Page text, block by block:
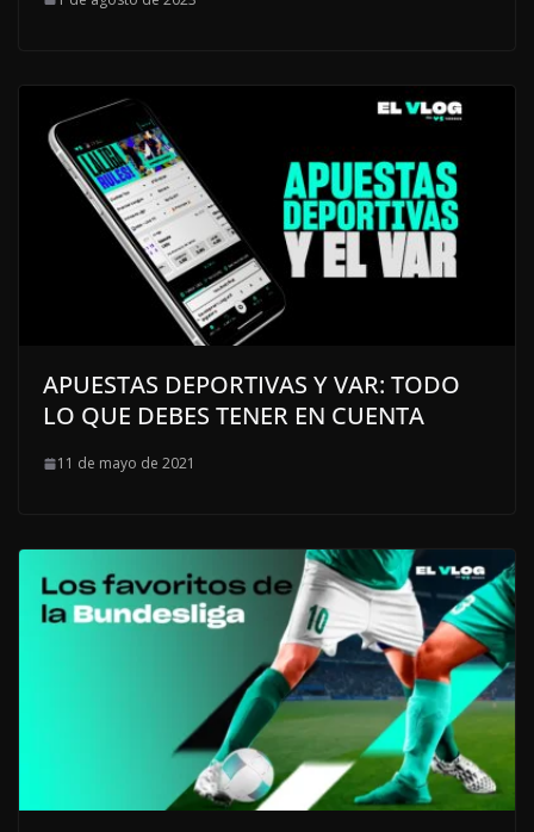
APUESTAS DEPORTIVAS Y VAR: TODO
LO QUE DEBES TENER EN CUENTA
11 de mayo de 2021